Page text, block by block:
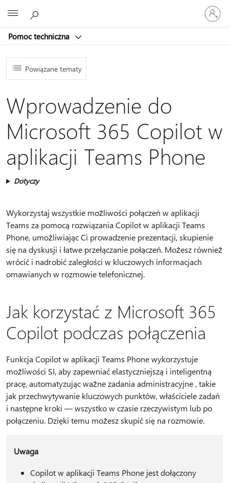
Pomoc techniczna
Zaloguj
się
do
konta
Powiązane tematy
Wprowadzenie do
Microsoft 365 Copilot w
aplikacji Teams Phone
Dotyczy
Wykorzystaj wszystkie możliwości połączeń w aplikacji
Teams za pomocą rozwiązania Copilot w aplikacji Teams
Phone, umożliwiając Ci prowadzenie prezentacji, skupienie
się na dyskusji i łatwe przełączanie połączeń. Możesz również
wrócić i nadrobić zaległości w kluczowych informacjach
omawianych w rozmowie telefonicznej.
Jak korzystać z Microsoft 365
Copilot podczas połączenia
Funkcja Copilot w aplikacji Teams Phone wykorzystuje
możliwości SI, aby zapewniać elastyczniejszą i inteligentną
pracę, automatyzując ważne zadania administracyjne , takie
jak przechwytywanie kluczowych punktów, właściciele zadań
i następne kroki — wszystko w czasie rzeczywistym lub po
połączeniu. Dzięki temu możesz skupić się na rozmowie.
Uwaga
Copilot w aplikacji Teams Phone jest dołączony